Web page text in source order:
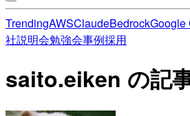
TrendingAWSClaudeBedrockGoogle
社説明会勉強会事例採用
saito.eiken の記